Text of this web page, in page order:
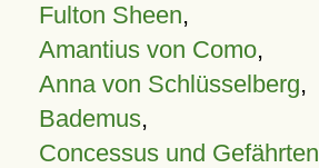
Fulton Sheen,
Amantius von Como,
Anna von Schlüsselberg,
Bademus,
Concessus und Gefährten